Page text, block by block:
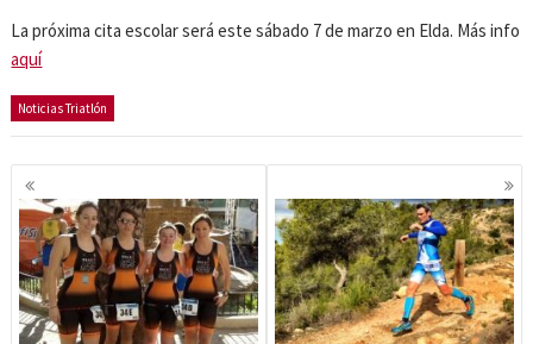
La próxima cita escolar será este sábado 7 de marzo en Elda. Más info
aquí
Noticias Triatlón
Navegación
de
entradas